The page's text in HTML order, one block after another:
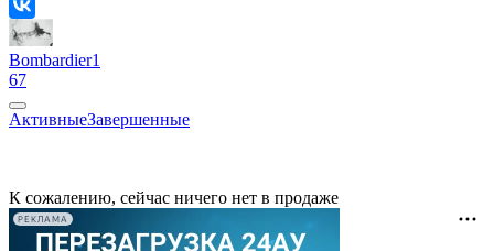
Bombardier1
67
АктивныеЗавершенные
К сожалению, сейчас ничего нет в продаже
РЕКЛАМА